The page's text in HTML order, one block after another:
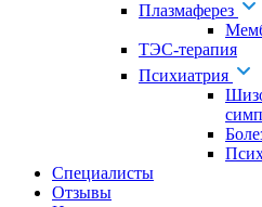
Плазмаферез
ТЭС-терапия
Психиатрия
Специалисты
Отзывы